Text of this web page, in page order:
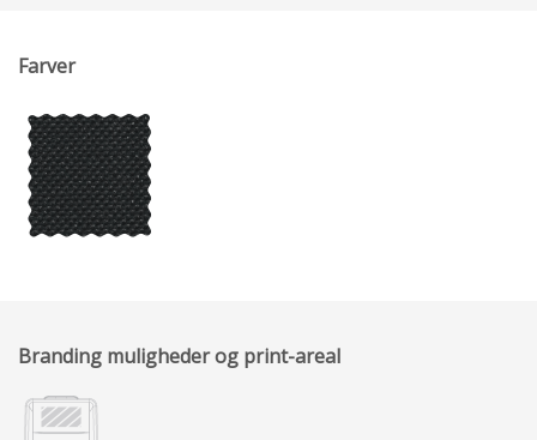
Farver
Branding muligheder og print-areal